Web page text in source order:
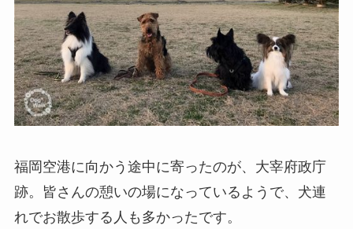
福岡空港に向かう途中に寄ったのが、大宰府政庁
跡。皆さんの憩いの場になっているようで、犬連
れでお散歩する人も多かったです。